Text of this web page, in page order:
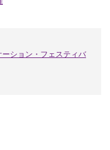
ション・フェスティバ